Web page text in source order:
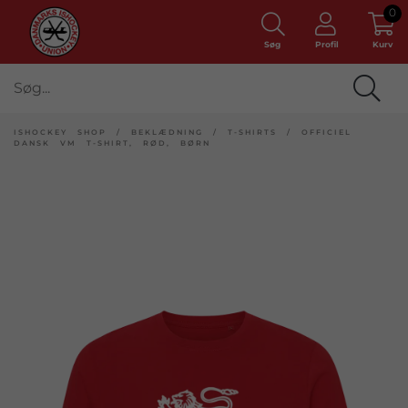
Søg Profil Kurv
0
ISHOCKEY SHOP / BEKLÆDNING / T-SHIRTS / OFFICIEL
DANSK VM T-SHIRT, RØD, BØRN